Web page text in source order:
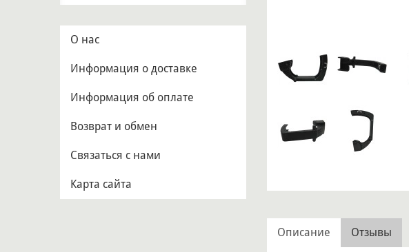
О нас
Информация о доставке
Информация об оплате
Возврат и обмен
Связаться с нами
Карта сайта
Описание Отзывы